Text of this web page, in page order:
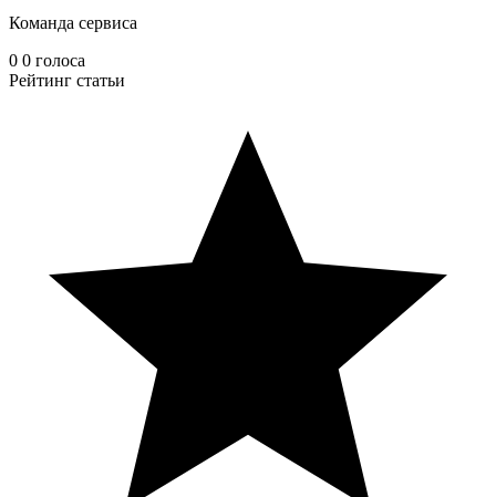
Команда сервиса
0 0 голоса
Рейтинг статьи